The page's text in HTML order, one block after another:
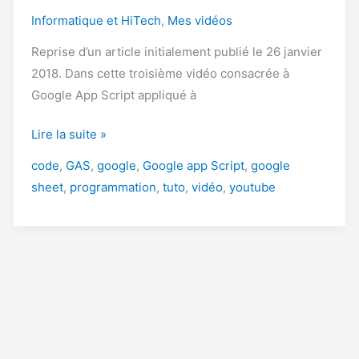
Informatique et HiTech, Mes vidéos
Reprise d’un article initialement publié le 26 janvier
2018. Dans cette troisième vidéo consacrée à
Google App Script appliqué à
Google
script
appliqué
Lire la suite »
code, GAS,google, Google app Script,google
sheet, programmation,tuto,vidéo,youtube